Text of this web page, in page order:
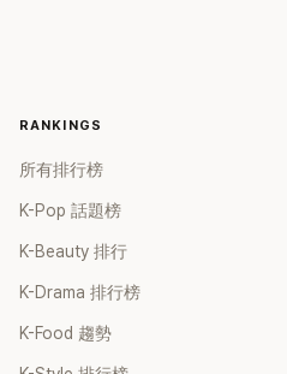
RANKINGS
所有排行榜
K-Pop 話題榜
K-Beauty 排行
K-Drama 排行榜
K-Food 趨勢